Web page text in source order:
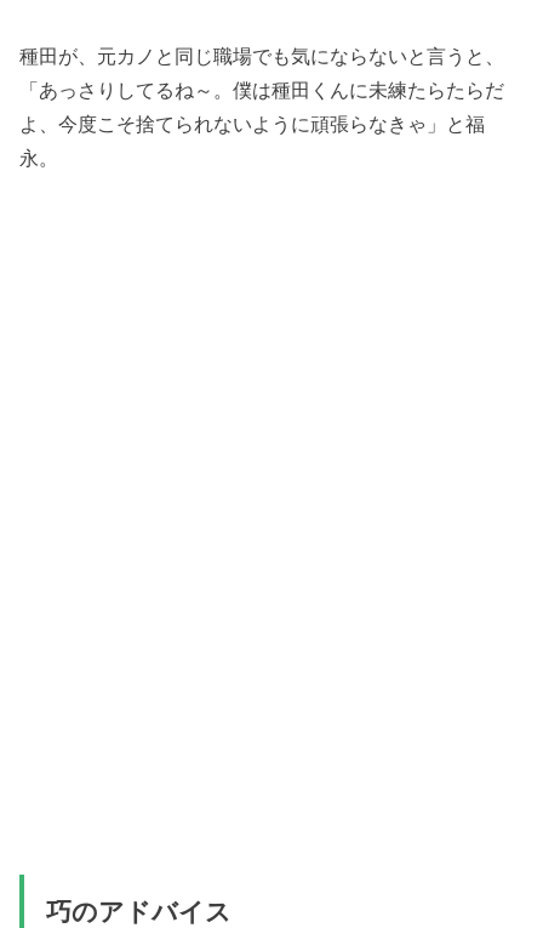
種田が、元カノと同じ職場でも気にならないと言うと、
「あっさりしてるね～。僕は種田くんに未練たらたらだ
よ、今度こそ捨てられないように頑張らなきゃ」と福
永。
巧のアドバイス